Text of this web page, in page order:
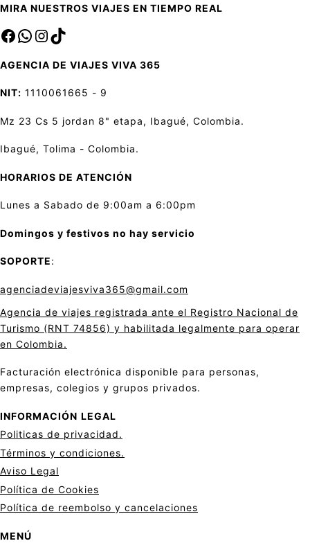
MIRA NUESTROS VIAJES EN TIEMPO REAL
Facebook
saInstagram
TikTok
AGENCIA DE VIAJES VIVA 365
NIT: 1110061665 - 9
Mz 23 Cs 5 jordan 8" etapa, Ibagué, Colombia.
Ibagué, Tolima - Colombia.
HORARIOS DE ATENCIÓN
Lunes a Sabado de 9:00am a 6:00pm
Domingos y festivos no hay servicio
SOPORTE:
agenciadeviajesviva365@gmail.com
Agencia de viajes registrada ante el Registro Nacional de
Turismo (RNT 74856) y habilitada legalmente para operar
en Colombia.
Facturación electrónica disponible para personas,
empresas, colegios y grupos privados.
INFORMACIÓN LEGAL
Politicas de privacidad.
Términos y condiciones.
Aviso Legal
Política de Cookies
Política de reembolso y cancelaciones
MENÚ